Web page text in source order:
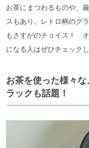
お茶にまつわるものや、
スもあり。レトロ柄のグ
もさすがのチョイス！
になる人はぜひチェックし
お茶を使った様々
ラックも話題！